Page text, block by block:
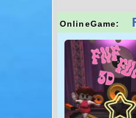
OnlineGame: